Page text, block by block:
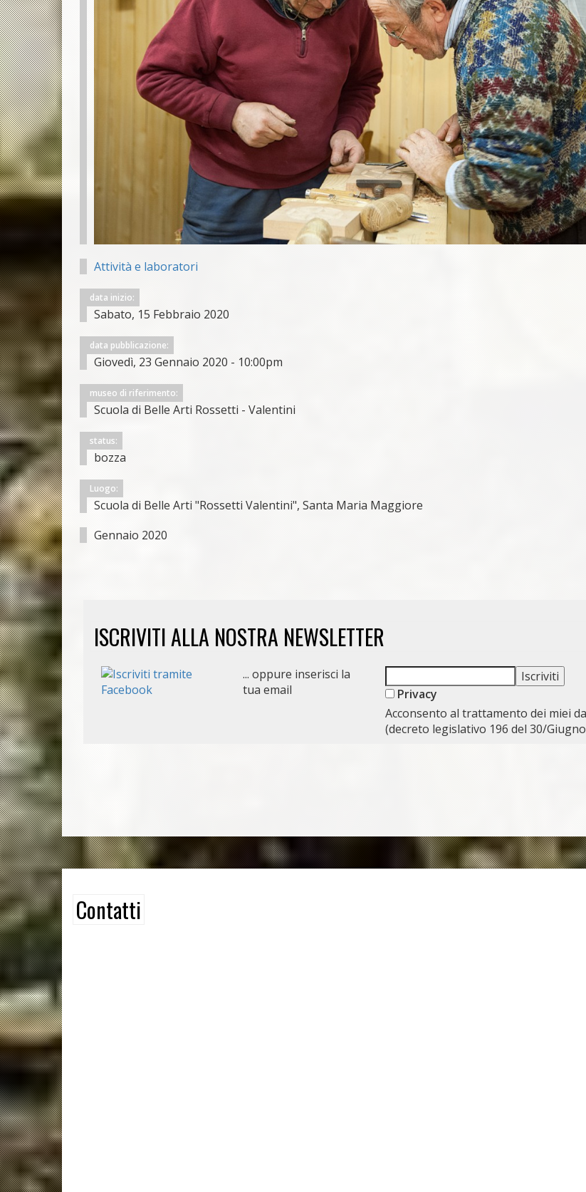
Attività e laboratori
data inizio:
Sabato, 15 Febbraio 2020
data pubblicazione:
Giovedì, 23 Gennaio 2020 - 10:00pm
museo di riferimento:
Scuola di Belle Arti Rossetti - Valentini
status:
bozza
Luogo:
Scuola di Belle Arti "Rossetti Valentini", Santa Maria Maggiore
Gennaio 2020
ISCRIVITI ALLA NOSTRA NEWSLETTER
... oppure inserisci la
tua email
Privacy
Acconsento al trattamento dei miei
(decreto legislativo 196 del 30/
Contatti